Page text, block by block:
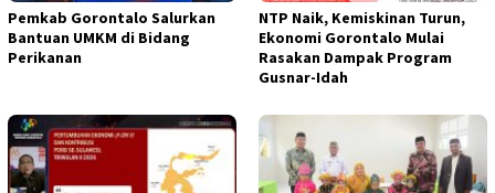
Pemkab Gorontalo Salurkan
Bantuan UMKM di Bidang
Perikanan
NTP Naik, Kemiskinan Turun,
Ekonomi Gorontalo Mulai
Rasakan Dampak Program
Gusnar-Idah